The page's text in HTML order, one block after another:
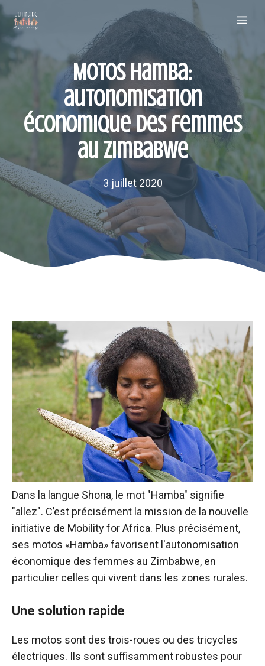
Aller
contenu
Motos Hamba:
autonomisation
économique des femmes
au Zimbabwe
3 juillet 2020
Dans la langue Shona, le mot "Hamba" signifie
"allez". C’est précisément la mission de la nouvelle
initiative de Mobility for Africa. Plus précisément,
ses motos «Hamba» favorisent l'autonomisation
économique des femmes au Zimbabwe, en
particulier celles qui vivent dans les zones rurales.
Une solution rapide
Les motos sont des trois-roues ou des tricycles
électriques. Ils sont suffisamment robustes pour